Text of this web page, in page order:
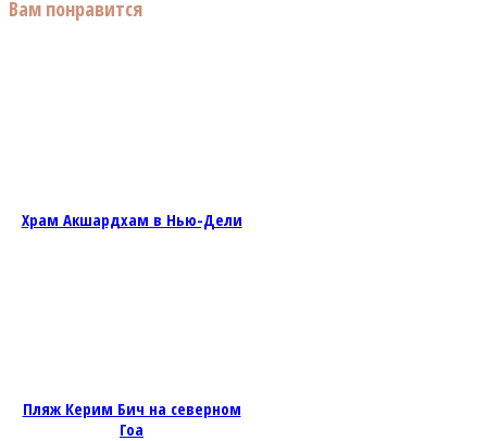
Вам понравится
Храм Акшардхам в Нью-Дели
Пляж Керим Бич на северном
Гоа